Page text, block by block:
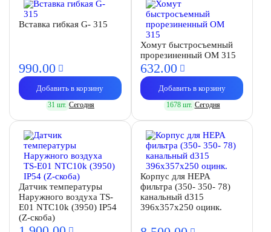
Вставка гибкая G- 315
990.00
Добавить в корзину
31 шт. Сегодня
Хомут быстросъемный
прорезиненный OM 315
632.00
Добавить в корзину
1678 шт. Сегодня
Датчик температуры
Наружного воздуха TS-
E01 NTC10k (3950) IP54
(Z-скоба)
Корпус для HEPA
фильтра (350- 350- 78)
канальный d315
396х357х250 оцинк.